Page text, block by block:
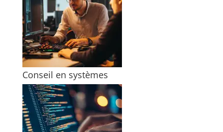
Conseil en systèmes